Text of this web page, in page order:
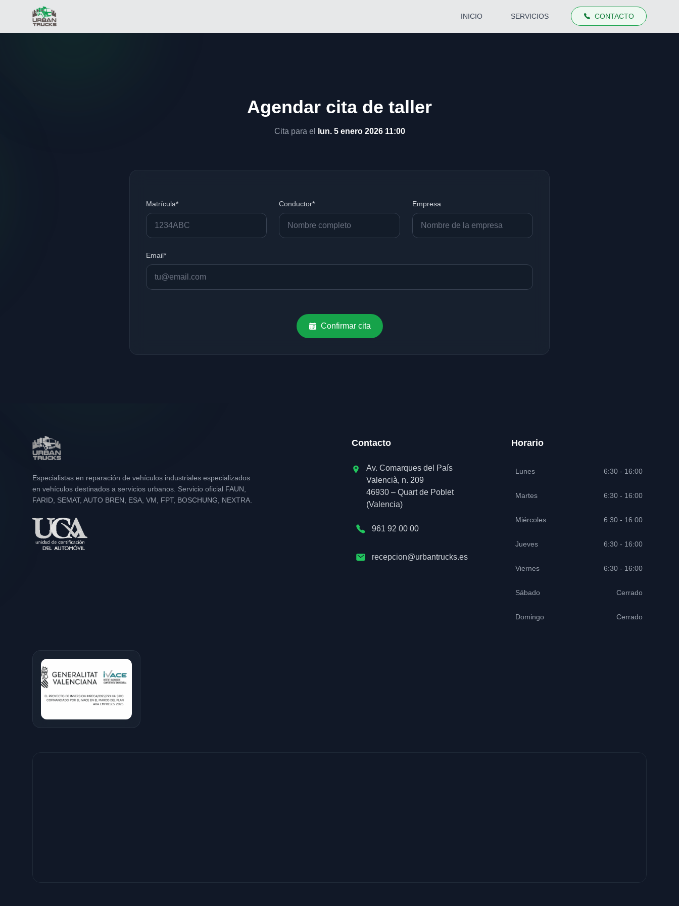
INICIO SERVICIOS CONTACTO
Agendar cita de taller
Cita para el lun. 5 enero 2026 11:00
Matrícula* Conductor* Empresa
Email*
Confirmar cita
Especialistas en reparación de vehículos industriales especializados
en vehículos destinados a servicios urbanos. Servicio oficial FAUN,
FARID, SEMAT, AUTO BREN, ESA, VM, FPT, BOSCHUNG, NEXTRA.
Contacto
Av. Comarques del País
Valencià, n. 209
46930 – Quart de Poblet
(Valencia)
961 92 00 00
recepcion@urbantrucks.es
Horario
Lunes 6:30 - 16:00
Martes 6:30 - 16:00
Miércoles 6:30 - 16:00
Jueves 6:30 - 16:00
Viernes 6:30 - 16:00
Sábado Cerrado
Domingo Cerrado